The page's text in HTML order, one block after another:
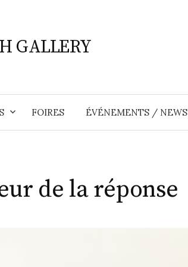
H GALLERY
FOIRES ÉVÉNEMENTS / NEWS
de la réponse